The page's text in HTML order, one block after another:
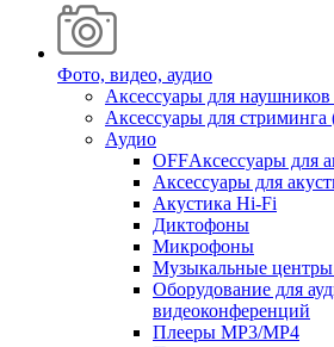
Фото, видео, аудио
Аксессуары для
Аксессуары для стриминга
Аудио
OFFАксессуары для
Аксессуары для
Акустика Hi-Fi
Диктофоны
Микрофоны
Музыкальные центры
Оборудование для
видеоконференций
Плееры MP3/MP4